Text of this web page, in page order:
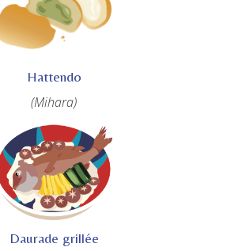
Hattendo
(Mihara)
Daurade grillée